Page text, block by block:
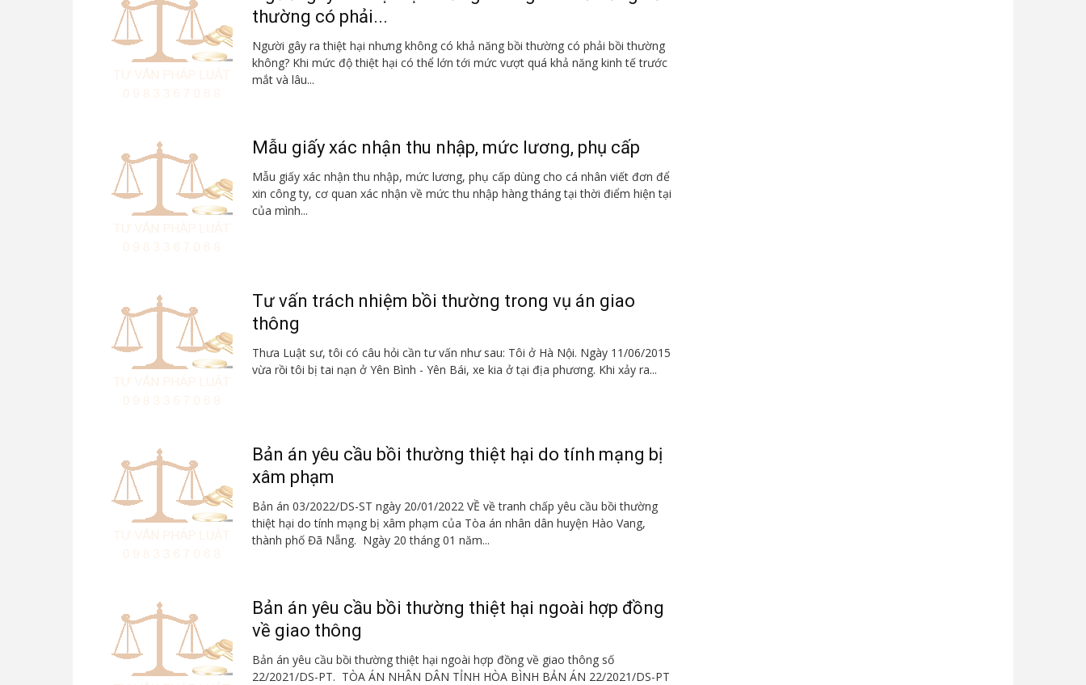
thường có phải...
Người gây ra thiệt hại nhưng không có khả năng bồi thường có phải bồi thường
không? Khi mức độ thiệt hại có thể lớn tới mức vượt quá khả năng kinh tế trước
mắt và lâu...
Mẫu giấy xác nhận thu nhập, mức lương, phụ cấp
Mẫu giấy xác nhận thu nhập, mức lương, phụ cấp dùng cho cá nhân viết đơn để
xin công ty, cơ quan xác nhận về mức thu nhập hàng tháng tại thời điểm hiện tại
của mình...
Tư vấn trách nhiệm bồi thường trong vụ án giao
thông
Thưa Luật sư, tôi có câu hỏi cần tư vấn như sau: Tôi ở Hà Nội. Ngày 11/06/2015
vừa rồi tôi bị tai nạn ở Yên Bình - Yên Bái, xe kia ở tại địa phương. Khi xảy ra...
Bản án yêu cầu bồi thường thiệt hại do tính mạng bị
xâm phạm
Bản án 03/2022/DS-ST ngày 20/01/2022 VỀ về tranh chấp yêu cầu bồi thường
thiệt hại do tính mạng bị xâm phạm của Tòa án nhân dân huyện Hào Vang,
thành phố Đã Nẵng. Ngày 20 tháng 01 năm...
Bản án yêu cầu bồi thường thiệt hại ngoài hợp đồng
về giao thông
Bản án yêu cầu bồi thường thiệt hại ngoài hợp đồng về giao thông số
22/2021/DS-PT. TÒA ÁN NHÂN DÂN TỈNH HÒA BÌNH BẢN ÁN 22/2021/DS-PT